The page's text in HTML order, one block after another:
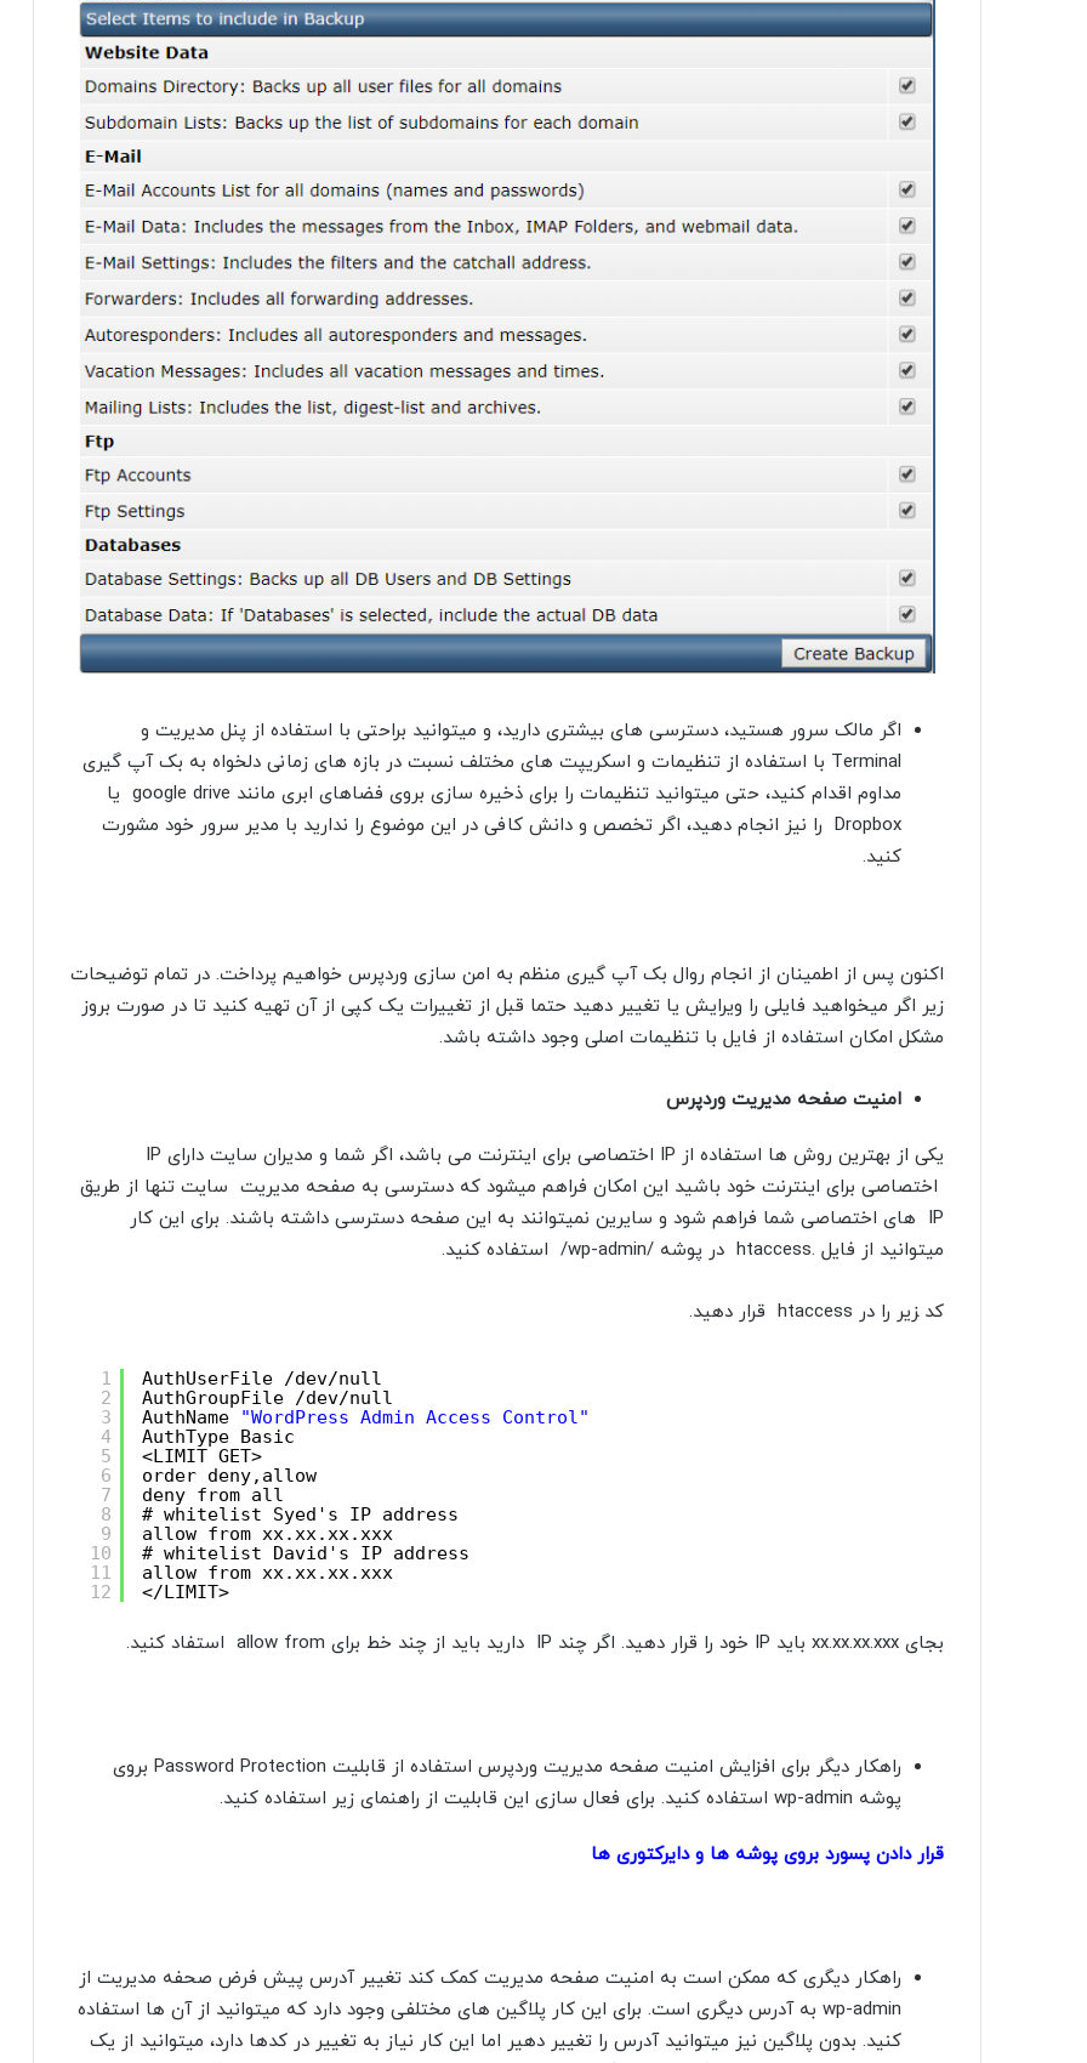
اگر مالک سرور هستید، دسترسی های بیشتری دارید، و میتوانید براحتی با استفاده از پنل مدیریت و
Terminal با استفاده از تنظیمات و اسکریپت های مختلف نسبت در بازه های زمانی دلخواه به بک آپ گیری
مداوم اقدام کنید، حتی میتوانید تنظیمات را برای ذخیره سازی بروی فضاهای ابری مانند google drive یا
Dropbox را نیز انجام دهید، اگر تخصص و دانش کافی در این موضوع را ندارید با مدیر سرور خود مشورت
کنید.
اکنون پس از اطمینان از انجام روال بک آپ گیری منظم به امن سازی وردپرس خواهیم پرداخت. در تمام توضیحات
زیر اگر میخواهید فایلی را ویرایش یا تغییر دهید حتما قبل از تغییرات یک کپی از آن تهیه کنید تا در صورت بروز
مشکل امکان استفاده از فایل با تنظیمات اصلی وجود داشته باشد.
امنیت صفحه مدیریت وردپرس
یکی از بهترین روش ها استفاده از IP اختصاصی برای اینترنت می باشد، اگر شما و مدیران سایت دارای IP
اختصاصی برای اینترنت خود باشید این امکان فراهم میشود که دسترسی به صفحه مدیریت سایت تنها از طریق
IP های اختصاصی شما فراهم شود و سایرین نمیتوانند به این صفحه دسترسی داشته باشند. برای این کار
میتوانید از فایل .htaccess در پوشه /wp-admin/ استفاده کنید.
کد ‍‍زیر را در htaccess قرار دهید.
1
2
3
4
5
6
7
8
9
10
11
12
AuthUserFile /dev/null
AuthGroupFile /dev/null
AuthName
"WordPress Admin Access Control"
AuthType Basic
<LIMIT GET>
order deny,allow
deny from all
# whitelist Syed's IP address
allow from xx.xx.xx.xxx
# whitelist David's IP address
allow from xx.xx.xx.xxx
</LIMIT>
بجای xx.xx.xx.xxx باید IP خود را قرار دهید. اگر چند IP دارید باید از چند خط برای allow from استفاد کنید.
راهکار دیگر برای افزایش امنیت صفحه مدیریت وردپرس استفاده از قابلیت Password Protection بروی
پوشه wp-admin استفاده کنید. برای فعال سازی این قابلیت از راهنمای زیر استفاده کنید.
قرار دادن پسورد بروی پوشه ها و دایرکتوری ها
راهکار دیگری که ممکن است به امنیت صفحه مدیریت کمک کند تغییر آدرس پیش فرض صحفه مدیریت از
wp-admin به آدرس دیگری است. برای این کار پلاگین های مختلفی وجود دارد که میتوانید از آن ها استفاده
کنید. بدون پلاگین نیز میتوانید آدرس را تغییر دهیر اما این کار نیاز به تغییر در کدها دارد، میتوانید از یک